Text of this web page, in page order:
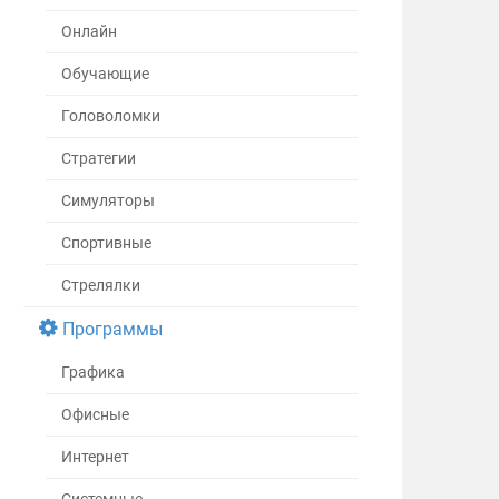
Онлайн
Обучающие
Головоломки
Стратегии
Симуляторы
Спортивные
Стрелялки
Программы
Графика
Офисные
Интернет